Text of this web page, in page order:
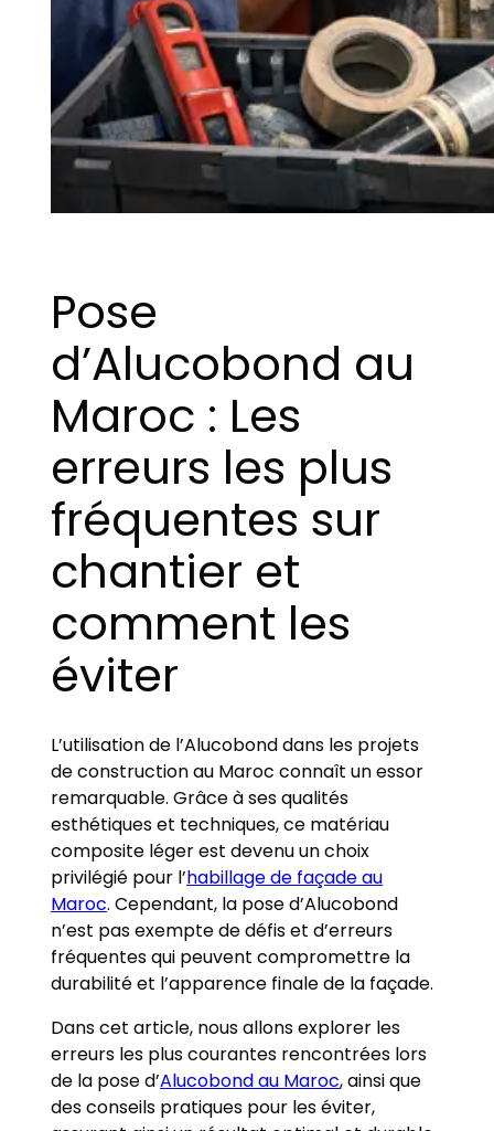
Pose
d’Alucobond au
Maroc : Les
erreurs les plus
fréquentes sur
chantier et
comment les
éviter
L’utilisation de l’Alucobond dans les projets
de construction au Maroc connaît un essor
remarquable. Grâce à ses qualités
esthétiques et techniques, ce matériau
composite léger est devenu un choix
privilégié pour l’habillage de façade au
Maroc. Cependant, la pose d’Alucobond
n’est pas exempte de défis et d’erreurs
fréquentes qui peuvent compromettre la
durabilité et l’apparence finale de la façade.
Dans cet article, nous allons explorer les
erreurs les plus courantes rencontrées lors
de la pose d’Alucobond au Maroc, ainsi que
des conseils pratiques pour les éviter,